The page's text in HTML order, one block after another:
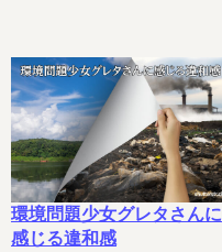
環境問題少女グレタさんに
感じる違和感